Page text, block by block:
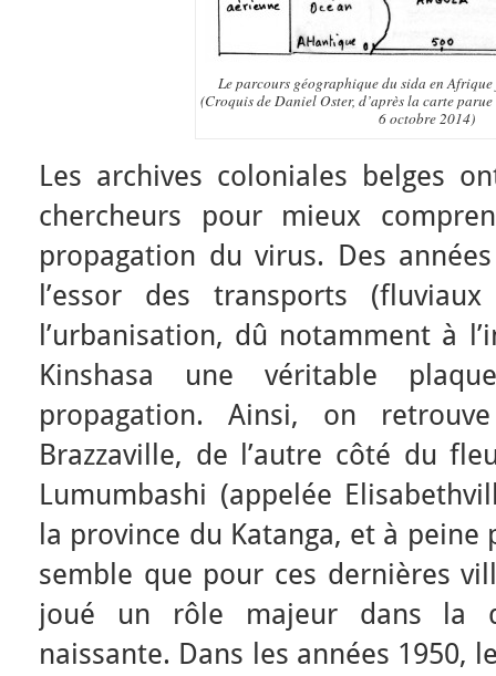
Le parcours géographique du sida en Afrique
(Croquis de Daniel Oster, d’après la carte
6 octobre 2014)
Les archives coloniales belges
chercheurs pour mieux
propagation du virus. Des
l’essor des transports
l’urbanisation, dû notamment à
Kinshasa une véritable
propagation. Ainsi, on
Brazzaville, de l’autre côté du
Lumumbashi (appelée
la province du Katanga, et à
semble que pour ces dernières
joué un rôle majeur dans la
naissante. Dans les années 1950,